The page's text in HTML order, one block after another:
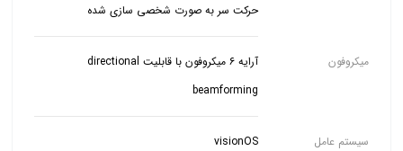
حرکت سر به صورت شخصی سازی شده
میکروفون
آرایه ۶ میکروفون با قابلیت directional
beamforming
سیستم عامل visionOS